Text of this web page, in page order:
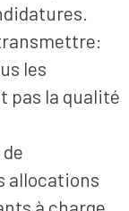
les
pas la qualité
allocations
à charge